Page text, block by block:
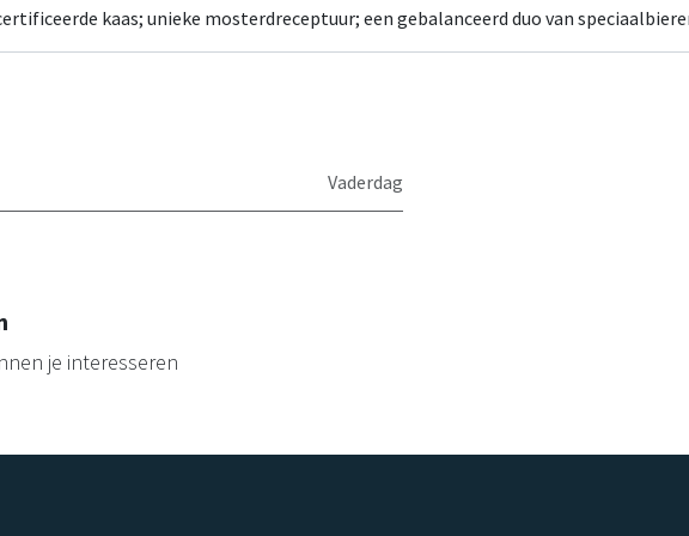
kaas; unieke mosterdreceptuur; een gebalanceerd duo van
Vaderdag
je interesseren